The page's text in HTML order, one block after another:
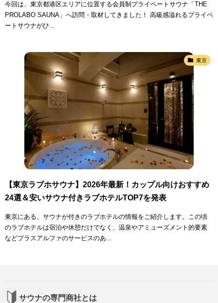
今回は、東京都港区エリアに位置する会員制プライベートサウナ「THE
PROLABO SAUNA」へ訪問・取材してきました！ 高級感溢れるプライベ
ートサウナがひ...
東京
【東京ラブホサウナ】2026年最新！カップル向けおすすめ
24選＆安いサウナ付きラブホテルTOP7を発表
東京にある、サウナが付きのラブホテルの情報をご紹介します。この頃
のラブホテルは宿泊や休憩だけでなく、温泉やアミューズメント的要素
などプラスアルファのサービスのあ...
サウナの専門商社とは